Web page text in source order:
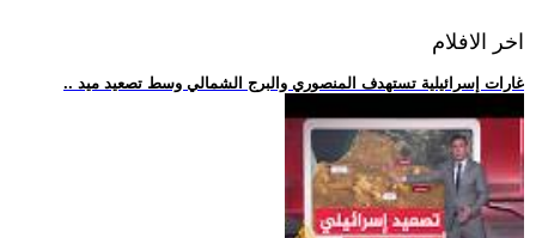
اخر الافلام
.. غارات إسرائيلية تستهدف المنصوري والبرج الشمالي وسط تصعيد ميد